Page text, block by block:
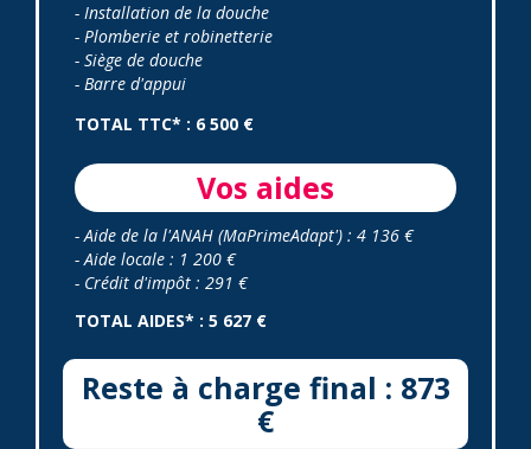
- Installation de la douche
- Plomberie et robinetterie
- Siège de douche
- Barre d'appui
TOTAL TTC* : 6 500 €
Vos aides
- Aide de la l'ANAH (MaPrimeAdapt') : 4 136 €
- Aide locale : 1 200 €
- Crédit d'impôt : 291 €
TOTAL AIDES* : 5 627 €
Reste à charge final : 873
€